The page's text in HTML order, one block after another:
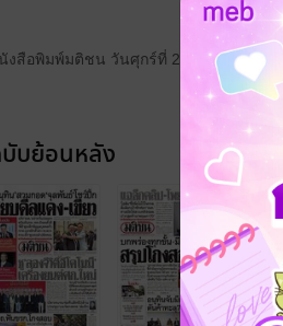
งสือพิมพ์มติชน วันศุกร์ที่ 27 กรกฎาคม พ.ศ
บย้อนหลัง